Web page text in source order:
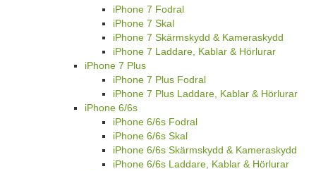
iPhone 7 Fodral
iPhone 7 Skal
iPhone 7 Skärmskydd & Kameraskydd
iPhone 7 Laddare, Kablar & Hörlurar
iPhone 7 Plus
iPhone 7 Plus Fodral
iPhone 7 Plus Laddare, Kablar & Hörlurar
iPhone 6/6s
iPhone 6/6s Fodral
iPhone 6/6s Skal
iPhone 6/6s Skärmskydd & Kameraskydd
iPhone 6/6s Laddare, Kablar & Hörlurar